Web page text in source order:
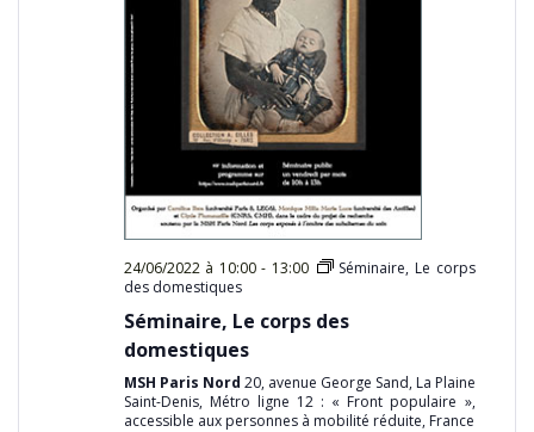
24/06/2022 à 10:00- 13:00
Séminaire, Le corps
des domestiques
Séminaire, Le corps des
domestiques
MSH Paris Nord 20, avenue George Sand, La Plaine
Saint-Denis, Métro ligne 12 : « Front populaire »,
accessible aux personnes à mobilité réduite, France